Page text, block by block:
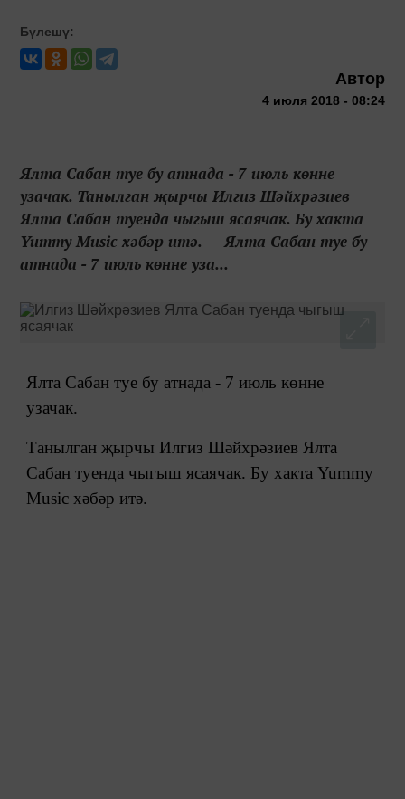
Бүлешү:
Автор
4 июля 2018 - 08:24
Ялта Сабан туе бу атнада - 7 июль көнне
узачак. Танылган җырчы Илгиз Шәйхрәзиев
Ялта Сабан туенда чыгыш ясаячак. Бу хакта
Yummy Music хәбәр итә. Ялта Сабан туе бу
атнада - 7 июль көнне уза...
Ялта Сабан туе бу атнада - 7 июль көнне
узачак.
Танылган җырчы Илгиз Шәйхрәзиев Ялта
Сабан туенда чыгыш ясаячак. Бу хакта Yummy
Music хәбәр итә.